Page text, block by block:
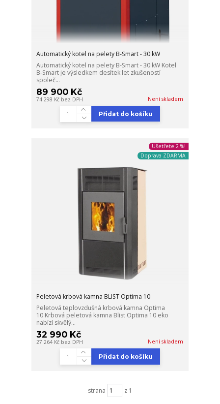
Automatický kotel na pelety B-Smart - 30 kW
Automatický kotel na pelety B-Smart - 30 kW Kotel
B-Smart je výsledkem desítek let zkušeností
společ...
89 900 Kč
74 298 Kč bez DPH Není skladem
Přidat do košíku
Ušetřete 2 %!
Doprava ZDARMA
Peletová krbová kamna BLIST Optima 10
Peletová teplovzdušná krbová kamna Optima
10 Krbová peletová kamna Blist Optima 10 eko
nabízí skvělý...
32 990 Kč
27 264 Kč bez DPH Není skladem
Přidat do košíku
strana z 1